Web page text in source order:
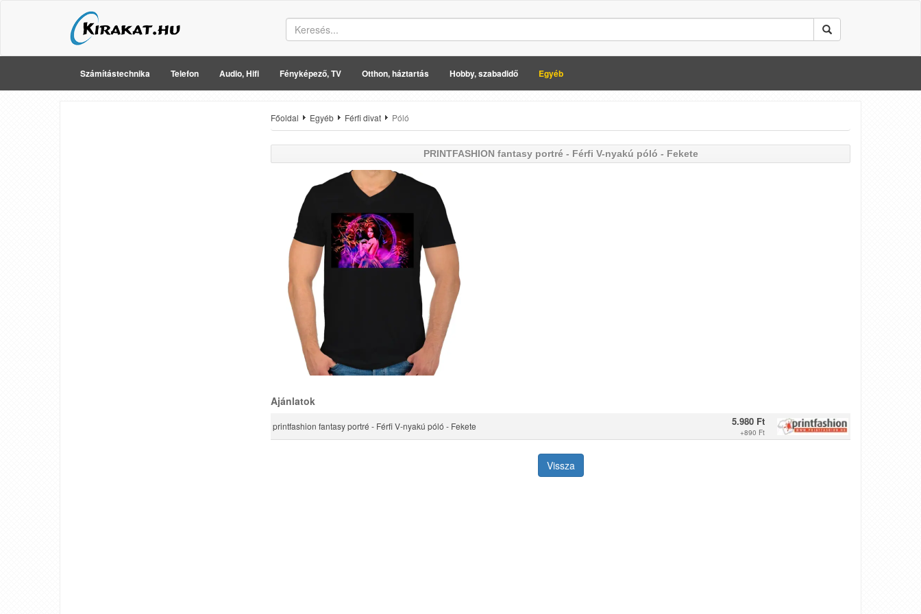
Számítástechnika Telefon Audio, Hifi Fényképező, TV Otthon, háztartás Hobby, szabadidő Egyéb
Főoldal Egyéb Férfi divat Póló
PRINTFASHION fantasy portré - Férfi V-nyakú póló - Fekete
Ajánlatok
printfashion fantasy portré - Férfi V-nyakú póló - Fekete 5.980 Ft
+890 Ft
Vissza